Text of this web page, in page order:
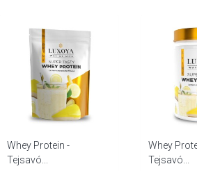
Whey Protein -
Tejsavó...
Whey
Tejsavó...